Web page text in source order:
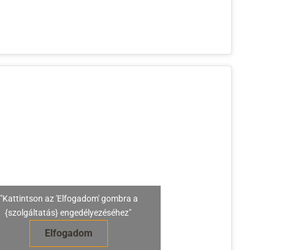
"Kattintson az 'Elfogadom' gombra a
{szolgáltatás} engedélyezéséhez"
Elfogadom